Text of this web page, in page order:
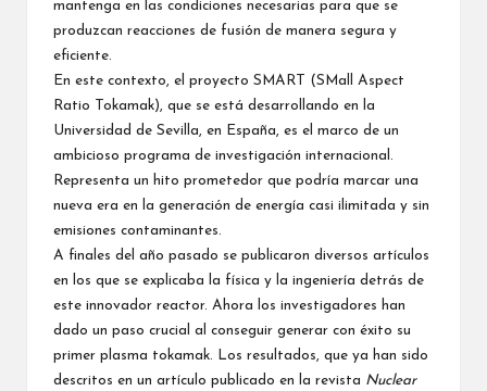
mantenga en las condiciones necesarias para que se
produzcan reacciones de fusión de manera segura y
eficiente.
En este contexto, el proyecto SMART (SMall Aspect
Ratio Tokamak), que se está desarrollando en la
Universidad de Sevilla, en España, es el marco de un
ambicioso programa de investigación internacional.
Representa un hito prometedor que podría marcar una
nueva era en la generación de energía casi ilimitada y sin
emisiones contaminantes.
A finales del año pasado se publicaron diversos artículos
en los que se explicaba la física y la ingeniería detrás de
este innovador reactor. Ahora los investigadores han
dado un paso crucial al conseguir generar con éxito su
primer plasma tokamak. Los resultados, que ya han sido
descritos en un artículo publicado en la revista Nuclear